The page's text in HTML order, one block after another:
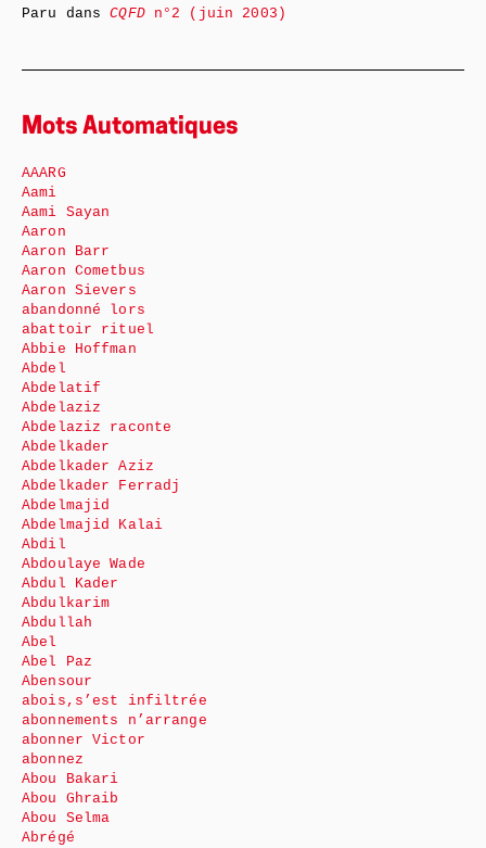
Paru dansCQFDn°2 (juin 2003)
Mots Automatiques
AAARG
Aami
Aami Sayan
Aaron
Aaron Barr
Aaron Cometbus
Aaron Sievers
abandonné lors
abattoir rituel
Abbie Hoffman
Abdel
Abdelatif
Abdelaziz
Abdelaziz raconte
Abdelkader
Abdelkader Aziz
Abdelkader Ferradj
Abdelmajid
Abdelmajid Kalai
Abdil
Abdoulaye Wade
Abdul Kader
Abdulkarim
Abdullah
Abel
Abel Paz
Abensour
abois,s’est infiltrée
abonnements n’arrange
abonner Victor
abonnez
Abou Bakari
Abou Ghraib
Abou Selma
Abrégé